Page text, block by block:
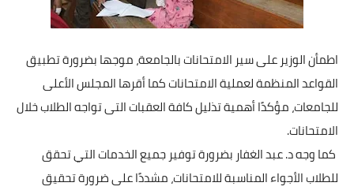
المزيد
المرأة والطفل
حكاية صورة
ثقافة
اطمأن الوزير على سير الامتحانات بالجامعة، موجها بضرورة تطبيق
القواعد المنظمة لعملية الامتحانات كما أقرها المجلس الأعلى
للجامعات، مؤكدًا أهمية تذليل كافة العقبات التى تواجه الطلاب خلال
الامتحانات.
كما وجه د. عبد الغفار بضرورة توفير جميع الخدمات التي تحقق
للطلاب الأجواء المناسبة للامتحانات، مشددًا على ضرورة تحقيق